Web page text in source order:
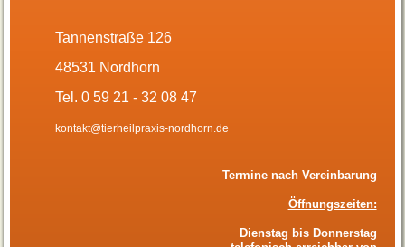
Tannenstraße 126
48531 Nordhorn
Tel. 0 59 21 - 32 08 47
kontakt@tierheilpraxis-nordhorn.de
Termine nach Vereinbarung
Öffnungszeiten:
Dienstag bis Donnerstag